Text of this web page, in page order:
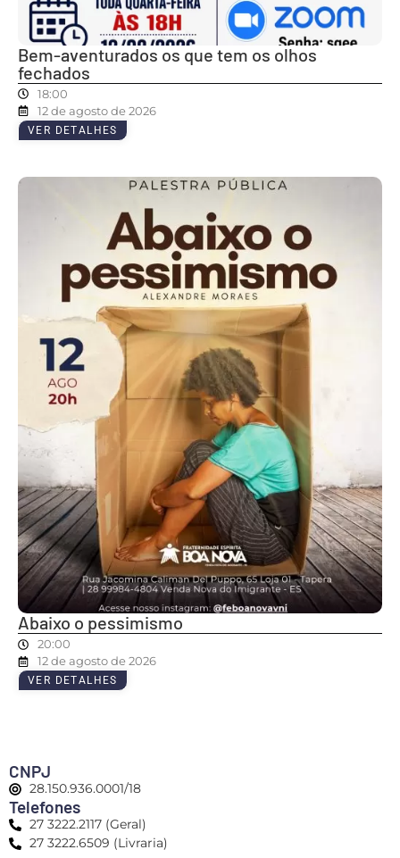
Bem-aventurados os que tem os olhos
fechados
18:00
12 de agosto de 2026
VER DETALHES
Abaixo o pessimismo
20:00
12 de agosto de 2026
VER DETALHES
CNPJ
28.150.936.0001/18
Telefones
27 3222.2117 (Geral)
27 3222.6509 (Livraria)